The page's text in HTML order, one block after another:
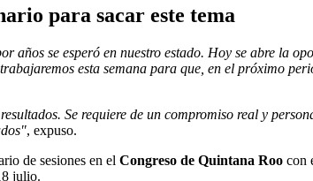
para sacar este tema
años se esperó en nuestro estado. Hoy se abre la
esta semana para que, en el próximo
Se requiere de un compromiso real y
, expuso.
de sesiones en el Congreso de Quintana Roo con
julio.